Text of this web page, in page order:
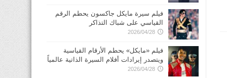
فيلم سيرة مايكل جاكسون يحطم الرقم
القياسي على شباك التذاكر
2026/04/28
فيلم «مايكل» يحطم الأرقام القياسية
ويتصدر إيرادات أفلام السيرة الذاتية عالمياً
2026/04/28